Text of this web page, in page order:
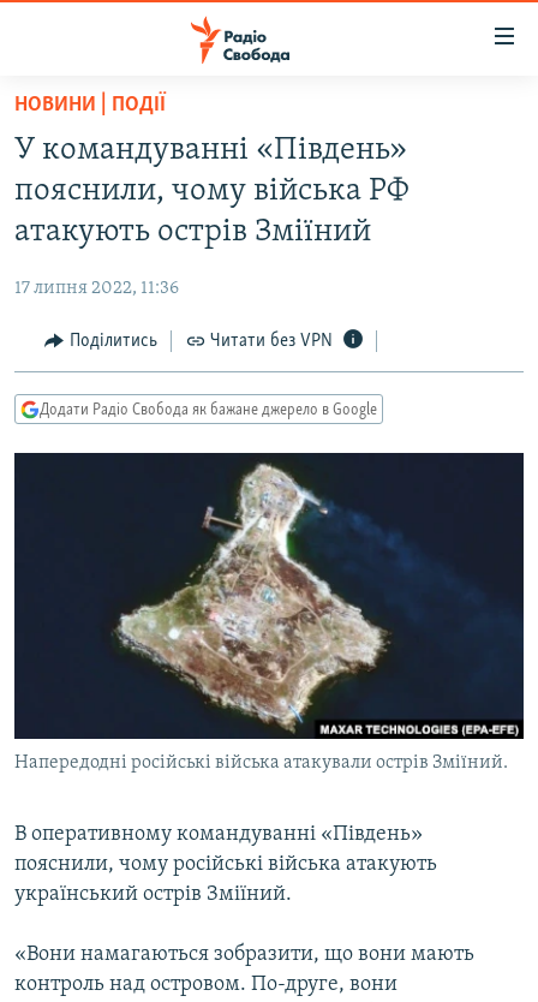
Перейти
основного
матеріалу
до
основної
Перейти
до
пошуку
ВСЕ ЗА ДОБУ
СУСПІЛЬСТВО
РОСІЙСЬКА «ФІЛЬТРАЦІЯ»
ДОНБАС.РЕАЛІЇ
ТИ ЯК?
СПЕЦПРОЄКТИ
КРИМ РЕАЛІЇ
УКР
КТАТ
НОВИНИ | ПОДІЇ
У командуванні «Південь»
пояснили, чому війська РФ
атакують острів Зміїний
17 липня 2022, 11:36
Поділитись Читати без VPN
Додати Радіо Свобода як бажане джерело в Google
Напередодні російські війська атакували острів Зміїний.
В оперативному командуванні «Південь»
пояснили, чому російські війська атакують
український острів Зміїний.
«Вони намагаються зобразити, що вони мають
контроль над островом. По-друге, вони